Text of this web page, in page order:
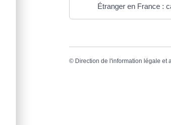
Étranger en France :
© Direction de l'information légale et